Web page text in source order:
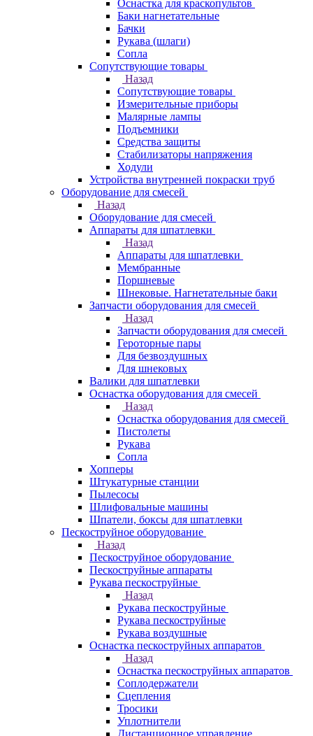
Оснастка для краскопультов
Баки нагнетательные
Бачки
Рукава (шлаги)
Сопла
Сопутствующие товары
Назад
Сопутствующие товары
Измерительные приборы
Малярные лампы
Подъемники
Средства защиты
Стабилизаторы напряжения
Ходули
Устройства внутренней покраски труб
Оборудование для смесей
Назад
Оборудование для смесей
Аппараты для шпатлевки
Назад
Аппараты для шпатлевки
Мембранные
Поршневые
Шнековые. Нагнетательные баки
Запчасти оборудования для смесей
Назад
Запчасти оборудования для смесей
Героторные пары
Для безвоздушных
Для шнековых
Валики для шпатлевки
Оснастка оборудования для смесей
Назад
Оснастка оборудования для смесей
Пистолеты
Рукава
Сопла
Хопперы
Штукатурные станции
Пылесосы
Шлифовальные машины
Шпатели, боксы для шпатлевки
Пескоструйное оборудование
Назад
Пескоструйное оборудование
Пескоструйные аппараты
Рукава пескоструйные
Назад
Рукава пескоструйные
Рукава пескоструйные
Рукава воздушные
Оснастка пескоструйных аппаратов
Назад
Оснастка пескоструйных аппаратов
Соплодержатели
Сцепления
Тросики
Уплотнители
Дистанционное управление